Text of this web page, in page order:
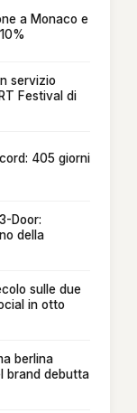
a Monaco e
servizio
Festival di
405 giorni
Door:
della
sulle due
in otto
berlina
brand debutta